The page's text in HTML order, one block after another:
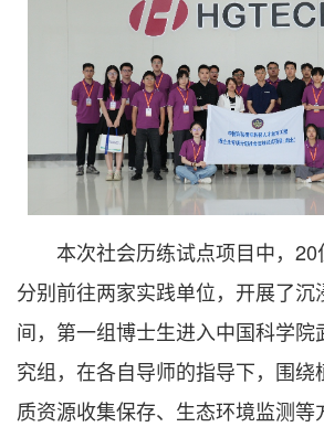
本次社会历练试点项目中，
分别前往两家实践单位，开展了沉
间，第一组博士生进入中国科学
究组，在各自导师的指导下，围绕
质资源收集保存、生态环境监测等